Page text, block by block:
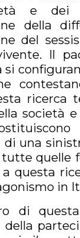
e dei
della
del
Il
si
ricerca
società
di una
quelle
a questa
in
di
della